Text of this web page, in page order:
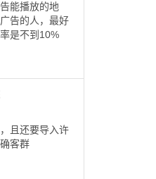
能播放的地
告的人，最好
是不到10%
且还要导入许
客群